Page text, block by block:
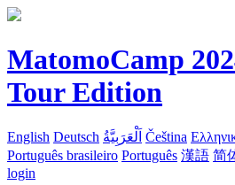
MatomoCamp
Tour Edition
English Deutsch اَلْعَرَبِيَّةُ Čeština
Português brasileiro Português 漢語 简
login